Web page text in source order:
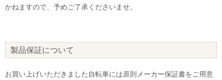
かねますので、予めご了承くださいませ。
製品保証について
お買い上げいただきました自転車には原則メーカー保証書をご用意